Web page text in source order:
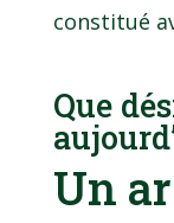
constitué
Que
Un